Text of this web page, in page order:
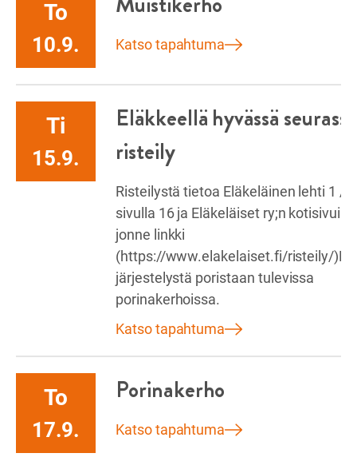
To
10.9. Katso tapahtuma
Ti
15.9.
Eläkkeellä hyvässä seurassa
risteily
Risteilystä tietoa Eläkeläinen lehti 1 /
sivulla 16 ja Eläkeläiset ry;n kotisivuilla,
jonne linkki
(https://www.elakelaiset.fi/risteily/
järjestelystä poristaan tulevissa
porinakerhoissa.
Katso tapahtuma
To
17.9.
Porinakerho
Katso tapahtuma